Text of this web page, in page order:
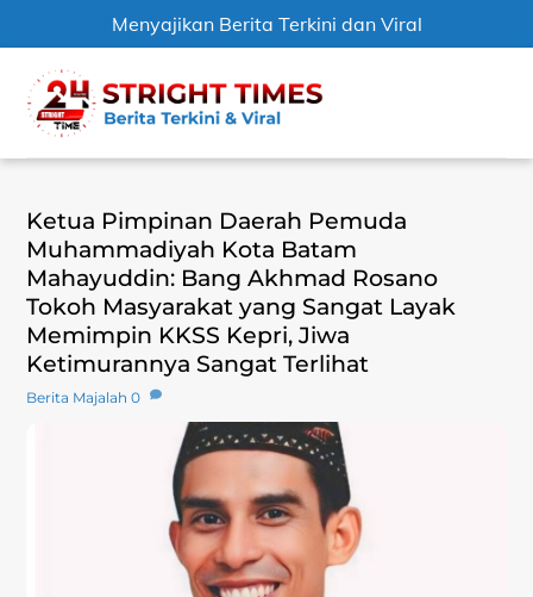
Menyajikan Berita Terkini dan Viral
content
Ketua Pimpinan Daerah Pemuda
Muhammadiyah Kota Batam
Mahayuddin: Bang Akhmad Rosano
Tokoh Masyarakat yang Sangat Layak
Memimpin KKSS Kepri, Jiwa
Ketimurannya Sangat Terlihat
Berita Majalah 0